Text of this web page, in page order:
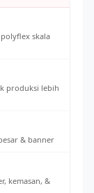
skala
produksi lebih
& banner
kemasan, &